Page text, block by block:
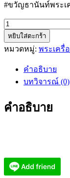
#ขวัญธานันท์พระเ
จำนวน
หล
วง
มหา
ว่าน
ม่วง
หยิบใส่ตะกร้า
หมวดหมู่: พระเครื่
คำอธิบาย
บทวิจารณ์ (0)
คำอธิบาย